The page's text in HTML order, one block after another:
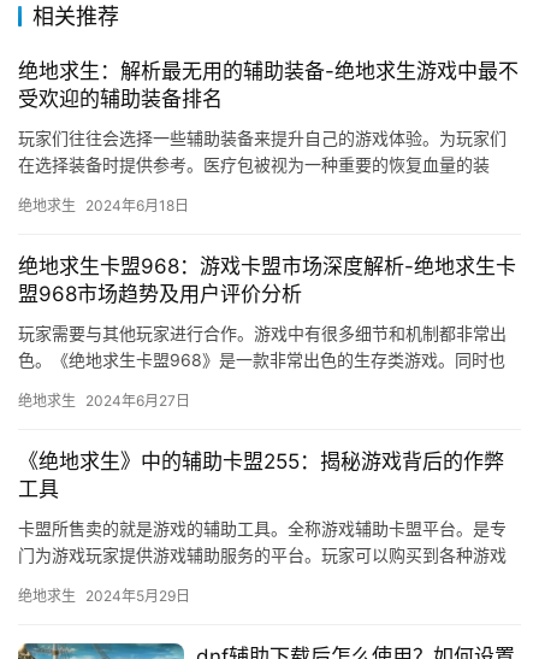
相关推荐
绝地求生：解析最无用的辅助装备-绝地求生游戏中最不
受欢迎的辅助装备排名
玩家们往往会选择一些辅助装备来提升自己的游戏体验。为玩家们
在选择装备时提供参考。医疗包被视为一种重要的恢复血量的装
绝地求生 2024年6月18日
绝地求生卡盟968：游戏卡盟市场深度解析-绝地求生卡
盟968市场趋势及用户评价分析
玩家需要与其他玩家进行合作。游戏中有很多细节和机制都非常出
色。《绝地求生卡盟968》是一款非常出色的生存类游戏。同时也
绝地求生 2024年6月27日
《绝地求生》中的辅助卡盟255：揭秘游戏背后的作弊
工具
卡盟所售卖的就是游戏的辅助工具。全称游戏辅助卡盟平台。是专
门为游戏玩家提供游戏辅助服务的平台。玩家可以购买到各种游戏
绝地求生 2024年5月29日